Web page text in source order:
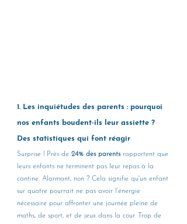
1. Les inquiétudes des parents : pourquoi
nos enfants boudent-ils leur assiette ?
Des statistiques qui font réagir
Surprise ! Près de 24% des parents rapportent que
leurs enfants ne terminent pas leur repas à la
cantine. Alarmant, non ? Cela signifie qu'un enfant
sur quatre pourrait ne pas avoir l’énergie
nécessaire pour affronter une journée pleine de
maths, de sport, et de jeux dans la cour. Trop de